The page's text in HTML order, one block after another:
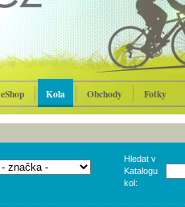
eShop Kola Obchody Fotky
Hledat v
Katalogu
kol: